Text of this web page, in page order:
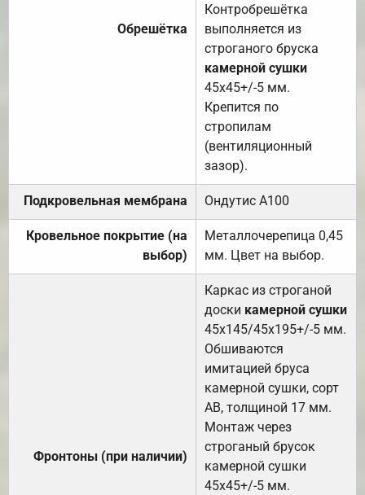
Обрешётка
Контробрешётка
выполняется из
строганого бруска
камерной сушки
45х45+/-5 мм.
Крепится по
стропилам
(вентиляционный
зазор).
Подкровельная мембрана Ондутис А100
Кровельное покрытие (на
выбор)
Металлочерепица 0,45
мм. Цвет на выбор.
Фронтоны (при наличии)
Каркас из строганой
доски камерной сушки
45х145/45х195+/-5 мм.
Обшиваются
имитацией бруса
камерной сушки, сорт
АВ, толщиной 17 мм.
Монтаж через
строганый брусок
камерной сушки
45х45+/-5 мм.